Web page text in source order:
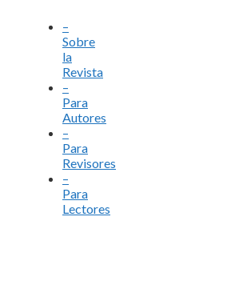
–
Sobre
la
Revista
–
Para
Autores
–
Para
Revisores
–
Para
Lectores